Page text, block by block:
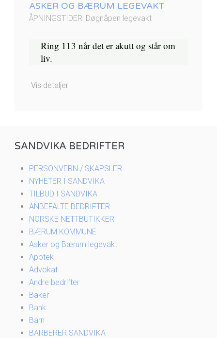
ASKER OG BÆRUM LEGEVAKT
ÅPNINGSTIDER: Døgnåpen legevakt
Ring 113 når det er akutt og står om
liv.​
Vis detaljer
SANDVIKA BEDRIFTER
PERSONVERN / SKAPSLER
NYHETER I SANDVIKA
TILBUD I SANDVIKA
ANBEFALTE BEDRIFTER
NORSKE NETTBUTIKKER
BÆRUM KOMMUNE
Asker og Bærum legevakt
Apotek
Advokat
Andre bedrifter
Baker
Bank
Barn
BARBERER SANDVIKA